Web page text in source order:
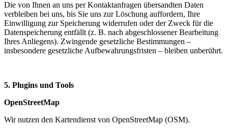
Die von Ihnen an uns per Kontaktanfragen übersandten Daten
verbleiben bei uns, bis Sie uns zur Löschung auffordern, Ihre
Einwilligung zur Speicherung widerrufen oder der Zweck für die
Datenspeicherung entfällt (z. B. nach abgeschlossener Bearbeitung
Ihres Anliegens). Zwingende gesetzliche Bestimmungen –
insbesondere gesetzliche Aufbewahrungsfristen – bleiben unberührt.
5. Plugins und Tools
OpenStreetMap
Wir nutzen den Kartendienst von OpenStreetMap (OSM).